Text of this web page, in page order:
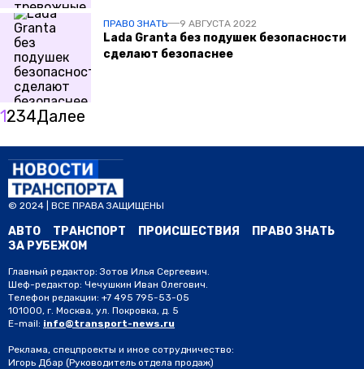
ПРАВО ЗНАТЬ 9 АВГУСТА 2022
Lada Granta без подушек безопасности
сделают безопаснее
1234Далее
© 2024 | ВСЕ ПРАВА ЗАЩИЩЕНЫ
АВТО ТРАНСПОРТ ПРОИСШЕСТВИЯ
ПРАВО ЗНАТЬ
ЗА РУБЕЖОМ
Главный редактор: Зотов Илья Сергеевич.
Шеф-редактор: Чечушкин Иван Олегович.
Телефон редакции: +7 495 795-53-05
101000, г. Москва, ул. Покровка, д. 5
E-mail: info@transport-news.ru
Реклама, спецпроекты и иное сотрудничество:
Игорь Дбар (Руководитель отдела продаж)